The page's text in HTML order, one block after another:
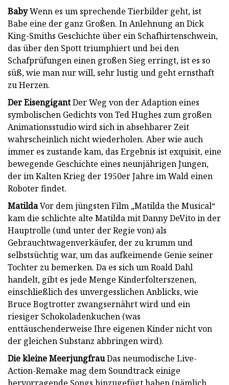
BabyWenn es um sprechende Tierbilder geht, ist
Babe eine der ganz Großen. In Anlehnung an Dick
King-Smiths Geschichte über ein Schafhirtenschwein,
das über den Spott triumphiert und bei den
Schafprüfungen einen großen Sieg erringt, ist es so
süß, wie man nur will, sehr lustig und geht ernsthaft
zu Herzen.
Der EisengigantDer Weg von der Adaption eines
symbolischen Gedichts von Ted Hughes zum großen
Animationsstudio wird sich in absehbarer Zeit
wahrscheinlich nicht wiederholen. Aber wie auch
immer es zustande kam, das Ergebnis ist exquisit, eine
bewegende Geschichte eines neunjährigen Jungen,
der im Kalten Krieg der 1950er Jahre im Wald einen
Roboter findet.
MatildaVor dem jüngsten Film „Matilda the Musical“
kam die schlichte alte Matilda mit Danny DeVito in der
Hauptrolle (und unter der Regie von) als
Gebrauchtwagenverkäufer, der zu krumm und
selbstsüchtig war, um das aufkeimende Genie seiner
Tochter zu bemerken. Da es sich um Roald Dahl
handelt, gibt es jede Menge Kinderfolterszenen,
einschließlich des unvergesslichen Anblicks, wie
Bruce Bogtrotter zwangsernährt wird und ein
riesiger Schokoladenkuchen (was
enttäuschenderweise Ihre eigenen Kinder nicht von
der gleichen Substanz abbringen wird).
Die kleine MeerjungfrauDas neumodische Live-
Action-Remake mag dem Soundtrack einige